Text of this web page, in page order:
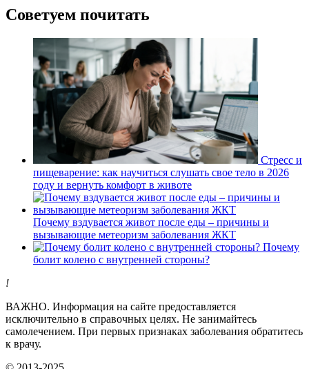
Советуем почитать
Стресс и
пищеварение: как научиться слушать свое тело в 2026
году и вернуть комфорт в животе
Почему вздувается живот после еды – причины и
вызывающие метеоризм заболевания ЖКТ
Почему
болит колено с внутренней стороны?
!
ВАЖНО. Информация на сайте предоставляется
исключительно в справочных целях. Не занимайтесь
самолечением. При первых признаках заболевания обратитесь
к врачу.